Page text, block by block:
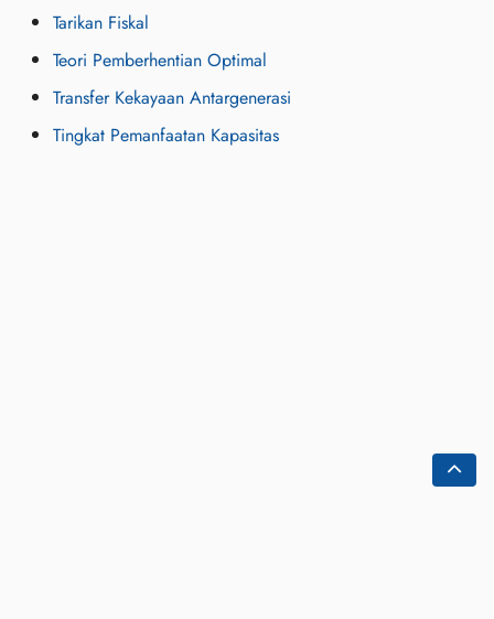
Tarikan Fiskal
Teori Pemberhentian Optimal
Transfer Kekayaan Antargenerasi
Tingkat Pemanfaatan Kapasitas